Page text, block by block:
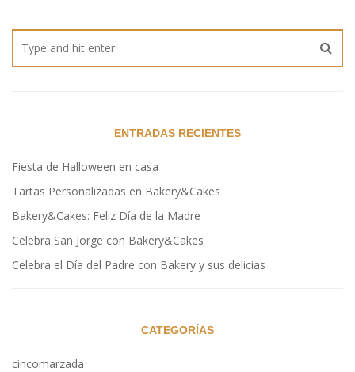
ENTRADAS RECIENTES
Fiesta de Halloween en casa
Tartas Personalizadas en Bakery&Cakes
Bakery&Cakes: Feliz Día de la Madre
Celebra San Jorge con Bakery&Cakes
Celebra el Día del Padre con Bakery y sus delicias
CATEGORÍAS
cincomarzada